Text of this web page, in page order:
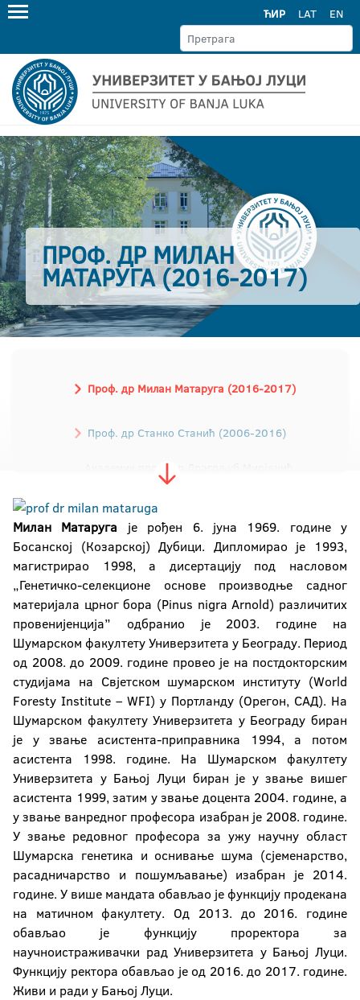
ЋИР LAT EN
ПРОФ. ДР МИЛАН
МАТАРУГА (2016-2017)
Проф. др Милан Матаруга (2016-2017)
Проф. др Станко Станић (2006-2016)
Академик проф. др Драгољуб Мирјанић
Академик проф. др Рајко Кузмановић
(1988-1992)
Проф. др Драгица Додиг (1984-1988)
Проф. др Ибрахим Табаковић (1979-1984)
Проф. др Драгомир Малић (1975-1979)
Mилан Матаруга је рођен 6. јуна 1969. године у
Босанској (Козарској) Дубици. Дипломирао је 1993,
магистрирао 1998, а дисертацију под насловом
„Генетичко-селекционе основе производње садног
материјала црног бора (Pinus nigra Arnold) различитих
провенијенција” одбранио је 2003. године на
Шумарском факултету Универзитета у Београду. Период
од 2008. до 2009. године провео је на постдокторским
студијама на Свјетском шумарском институту (World
Foresty Institute – WFI) у Портланду (Орегон, САД). На
Шумарском факултету Универзитета у Београду биран
је у звање асистента-приправника 1994, а потом
асистента 1998. године. На Шумарском факултету
Универзитета у Бањој Луци биран је у звање вишег
асистента 1999, затим у звање доцента 2004. године, а
у звање ванредног професора изабран је 2008. године.
У звање редовног професора за ужу научну област
Шумарска генетика и оснивање шума (сјеменарство,
расадничарство и пошумљавање) изабран је 2014.
године. У више мандата обављао је функцију продекана
на матичном факултету. Од 2013. до 2016. године
обављао је функцију проректора за
научноистраживачки рад Универзитета у Бањој Луци.
Функцију ректора обављао је од 2016. до 2017. године.
Живи и ради у Бањој Луци.